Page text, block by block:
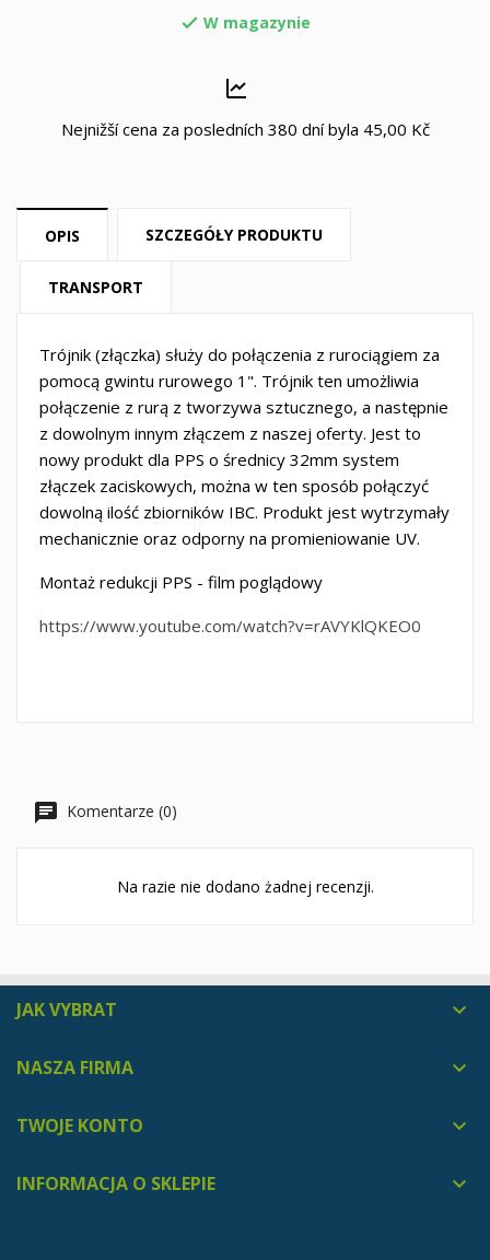
 W magazynie
Nejnižší cena za posledních 380 dní byla 45,00 Kč
OPIS SZCZEGÓŁY PRODUKTU
TRANSPORT
Trójnik (złączka) służy do połączenia z rurociągiem za
pomocą gwintu rurowego 1". Trójnik ten umożliwia
połączenie z rurą z tworzywa sztucznego, a następnie
z dowolnym innym złączem z naszej oferty. Jest to
nowy produkt dla PPS o średnicy 32mm system
złączek zaciskowych, można w ten sposób połączyć
dowolną ilość zbiorników IBC. Produkt jest wytrzymały
mechanicznie oraz odporny na promieniowanie UV.
Montaż redukcji PPS - film poglądowy
https://www.youtube.com/watch?v=rAVYKlQKEO0
Komentarze (0)
Na razie nie dodano żadnej recenzji.
JAK VYBRAT 
NASZA FIRMA 
TWOJE KONTO 
INFORMACJA O SKLEPIE 